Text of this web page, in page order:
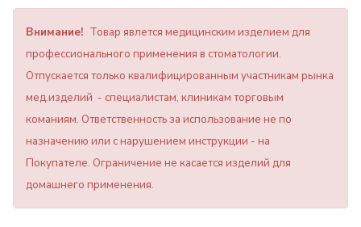
Внимание! Товар явлется медицинским изделием для
профессионального применения в стоматологии.
Отпускается только квалифицированным участникам рынка
мед.изделий - специалистам, клиникам торговым
команиям. Ответственность за использование не по
назначению или с нарушением инструкции - на
Покупателе. Ограничение не касается изделий для
домашнего применения.